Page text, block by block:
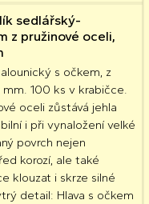
sedlářský-
z pružinové oceli,
s očkem, z
mm. 100 ks v krabičce.
oceli zůstává jehla
i při vynaložení velké
povrch nejen
korozí, ale také
klouzat i skrze silné
detail: Hlava s očkem